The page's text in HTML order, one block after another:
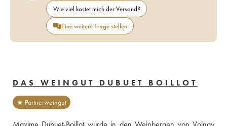
Wie viel kostet mich der Versand?
Eine weitere Frage stellen
DAS WEINGUT DUBUET BOILLOT
★ Partnerweingut